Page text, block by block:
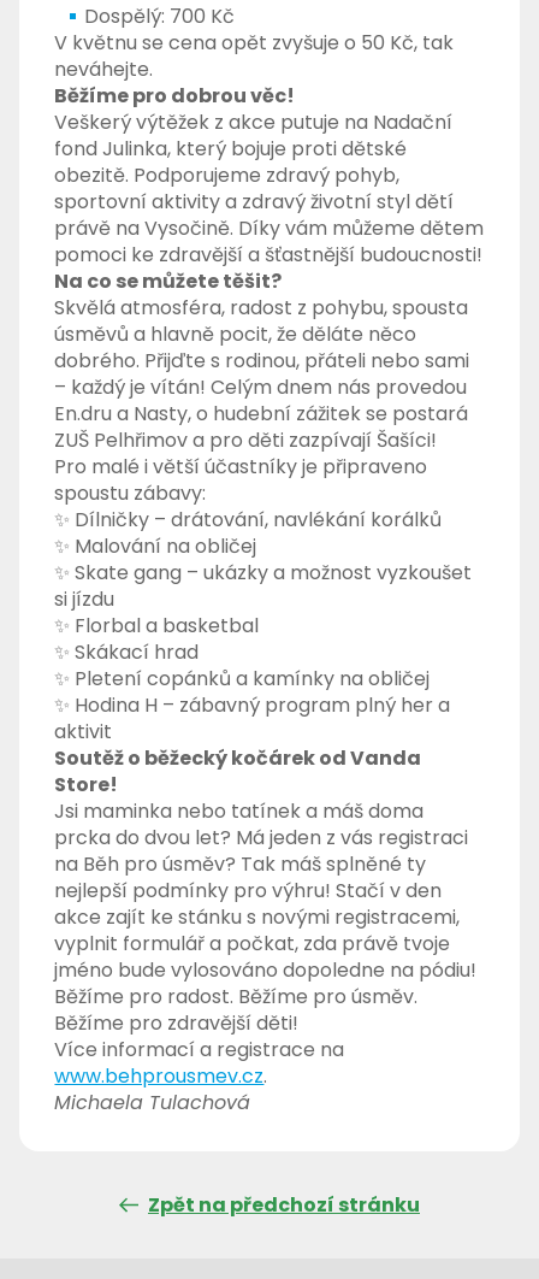
Dospělý: 700 Kč
V květnu se cena opět zvyšuje o 50 Kč, tak
neváhejte.
Běžíme pro dobrou věc!
Veškerý výtěžek z akce putuje na Nadační
fond Julinka, který bojuje proti dětské
obezitě. Podporujeme zdravý pohyb,
sportovní aktivity a zdravý životní styl dětí
právě na Vysočině. Díky vám můžeme dětem
pomoci ke zdravější a šťastnější budoucnosti!
Na co se můžete těšit?
Skvělá atmosféra, radost z pohybu, spousta
úsměvů a hlavně pocit, že děláte něco
dobrého. Přijďte s rodinou, přáteli nebo sami
– každý je vítán! Celým dnem nás provedou
En.dru a Nasty, o hudební zážitek se postará
ZUŠ Pelhřimov a pro děti zazpívají Šašíci!
Pro malé i větší účastníky je připraveno
spoustu zábavy:
✨ Dílničky – drátování, navlékání korálků
✨ Malování na obličej
✨ Skate gang – ukázky a možnost vyzkoušet
si jízdu
✨ Florbal a basketbal
✨ Skákací hrad
✨ Pletení copánků a kamínky na obličej
✨ Hodina H – zábavný program plný her a
aktivit
Soutěž o běžecký kočárek od Vanda
Store!
Jsi maminka nebo tatínek a máš doma
prcka do dvou let? Má jeden z vás registraci
na Běh pro úsměv? Tak máš splněné ty
nejlepší podmínky pro výhru! Stačí v den
akce zajít ke stánku s novými registracemi,
vyplnit formulář a počkat, zda právě tvoje
jméno bude vylosováno dopoledne na pódiu!
Běžíme pro radost. Běžíme pro úsměv.
Běžíme pro zdravější děti!
Více informací a registrace na
www.behprousmev.cz.
Michaela Tulachová
Zpět na předchozí stránku